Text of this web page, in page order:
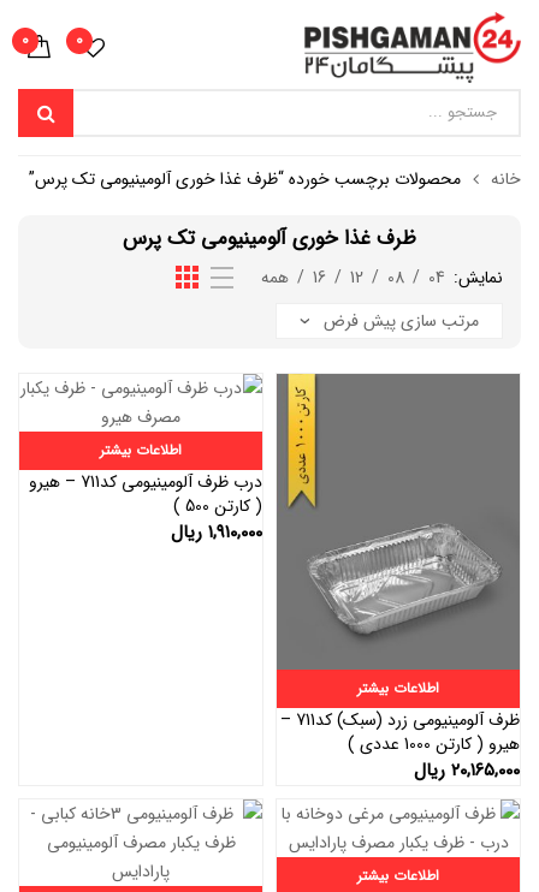
0
0
خانه محصولات برچسب خورده “ظرف غذا خوری آلومینیومی تک پرس”
ظرف غذا خوری آلومینیومی تک پرس
نمایش: 04
/
08
/
12
/
16
/ همه
اطلاعات بیشتر
ظرف آلومینیومی زرد (سبک) کد711 –
هیرو ( کارتن 1000 عددی )
۲۰,۱۶۵,۰۰۰ ریال
اطلاعات بیشتر
درب ظرف آلومینیومی کد711 – هیرو
( کارتن 500 )
۱,۹۱۰,۰۰۰ ریال
اطلاعات بیشتر